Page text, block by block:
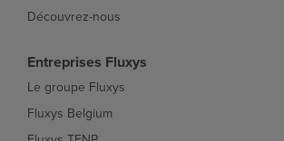
Découvrez-nous
Entreprises Fluxys
Le groupe Fluxys
Fluxys Belgium